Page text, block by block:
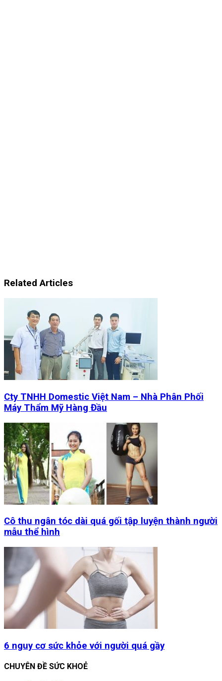
Related Articles
Cty TNHH Domestic Việt Nam – Nhà Phân Phối
Máy Thẩm Mỹ Hàng Đầu
Cô thu ngân tóc dài quá gối tập luyện thành người
mẫu thể hình
6 nguy cơ sức khỏe với người quá gầy
CHUYÊN ĐỀ SỨC KHOẺ